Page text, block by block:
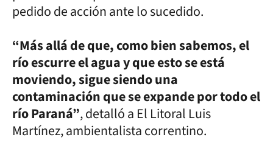
pedido de acción ante lo sucedido.
“Más allá de que, como bien sabemos, el
río escurre el agua y que esto se está
moviendo, sigue siendo una
contaminación que se expande por todo el
río Paraná”, detalló a El Litoral Luis
Martínez, ambientalista correntino.